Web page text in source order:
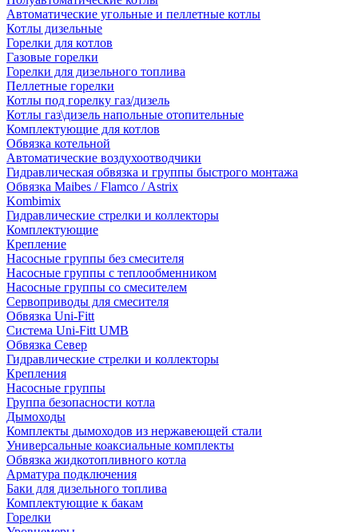
Автоматические угольные и пеллетные котлы
Котлы дизельные
Горелки для котлов
Газовые горелки
Горелки для дизельного топлива
Пеллетные горелки
Котлы под горелку газ/дизель
Котлы газ\дизель напольные отопительные
Комплектующие для котлов
Обвязка котельной
Автоматические воздухоотводчики
Гидравлическая обвязка и группы быстрого монтажа
Обвязка Maibes / Flamco / Astrix
Kombimix
Гидравлические стрелки и коллекторы
Комплектующие
Крепление
Насосные группы без смесителя
Насосные группы с теплообменником
Насосные группы со смесителем
Сервоприводы для смесителя
Обвязка Uni-Fitt
Система Uni-Fitt UMB
Обвязка Север
Гидравлические стрелки и коллекторы
Крепления
Насосные группы
Группа безопасности котла
Дымоходы
Комплекты дымоходов из нержавеющей стали
Универсальные коаксиальные комплекты
Обвязка жидкотопливного котла
Арматура подключения
Баки для дизельного топлива
Комплектующие к бакам
Горелки